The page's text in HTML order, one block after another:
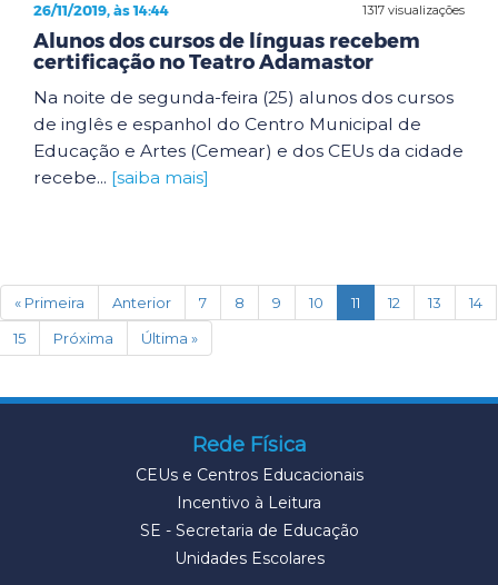
1317 visualizações
26/11/2019, às 14:44
Alunos dos cursos de línguas recebem
certificação no Teatro Adamastor
Na noite de segunda-feira (25) alunos dos cursos
de inglês e espanhol do Centro Municipal de
Educação e Artes (Cemear) e dos CEUs da cidade
recebe... [saiba mais]
« Primeira Anterior 7 8 9 10 11 (current)
12 13
14
15
Próxima Última »
Rede Física
CEUs e Centros Educacionais
Incentivo à Leitura
SE - Secretaria de Educação
Unidades Escolares